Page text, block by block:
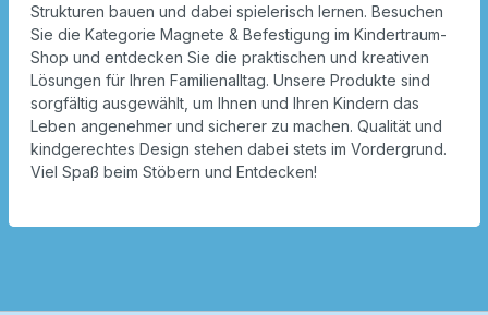
Strukturen bauen und dabei spielerisch lernen. Besuchen
Sie die Kategorie Magnete & Befestigung im Kindertraum-
Shop und entdecken Sie die praktischen und kreativen
Lösungen für Ihren Familienalltag. Unsere Produkte sind
sorgfältig ausgewählt, um Ihnen und Ihren Kindern das
Leben angenehmer und sicherer zu machen. Qualität und
kindgerechtes Design stehen dabei stets im Vordergrund.
Viel Spaß beim Stöbern und Entdecken!